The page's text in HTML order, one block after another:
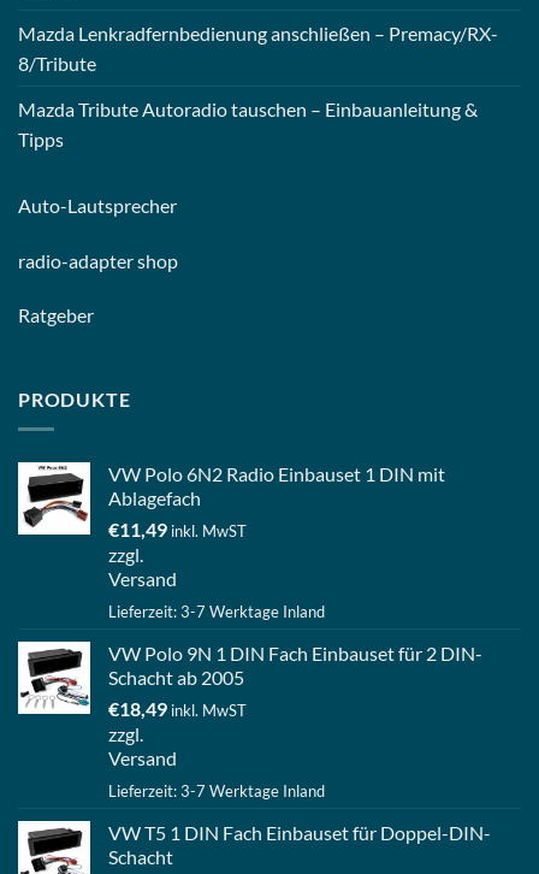
Mazda Lenkradfernbedienung anschließen – Premacy/RX-
8/Tribute
Mazda Tribute Autoradio tauschen – Einbauanleitung &
Tipps
Auto-Lautsprecher
radio-adapter shop
Ratgeber
PRODUKTE
VW Polo 6N2 Radio Einbauset 1 DIN mit
Ablagefach
€11,49 inkl. MwST
zzgl.
Versand
Lieferzeit: 3-7 Werktage Inland
VW Polo 9N 1 DIN Fach Einbauset für 2 DIN-
Schacht ab 2005
€18,49 inkl. MwST
zzgl.
Versand
Lieferzeit: 3-7 Werktage Inland
VW T5 1 DIN Fach Einbauset für Doppel-DIN-
Schacht